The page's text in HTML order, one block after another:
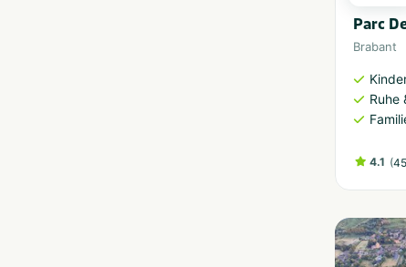
Parc
Brabant
Ruhe
4.1 (